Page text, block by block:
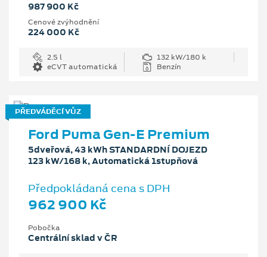
987 900 Kč
Cenové zvýhodnění
224 000 Kč
2.5 l
132 kW/180 k
eCVT automatická
Benzín
PŘEDVÁDĚCÍ VŮZ
Ford Puma Gen-E Premium
5dveřová, 43 kWh STANDARDNÍ DOJEZD
123 kW/168 k, Automatická 1stupňová
Předpokládaná cena s DPH
962 900 Kč
Pobočka
Centrální sklad v ČR